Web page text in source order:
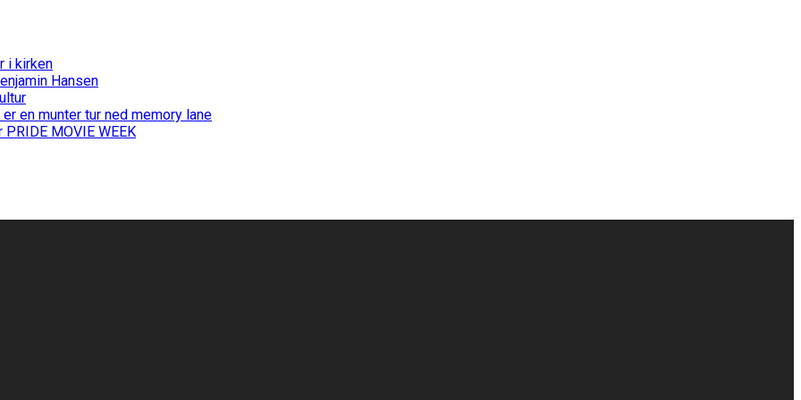
i kirken
Hansen
en munter tur ned memory lane
MOVIE WEEK